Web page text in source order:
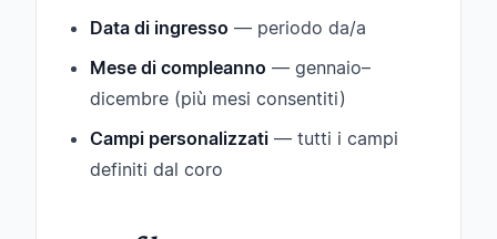
Data di ingresso — periodo da/a
Mese di compleanno — gennaio–
dicembre (più mesi consentiti)
Campi personalizzati — tutti i campi
definiti dal coro